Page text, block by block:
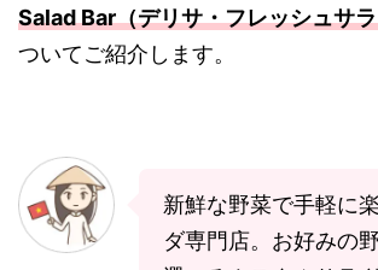
Salad Bar（デリサ・フレッシュサ
ついてご紹介します。
新鮮な野菜で手軽に
ダ専門店。お好みの